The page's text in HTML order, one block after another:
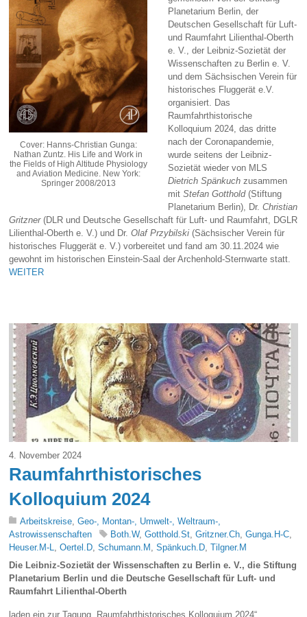
Cover: Hanns-Christian Gunga:
Nathan Zuntz. His Life and Work in
the Fields of High Altitude Physiology
and Aviation Medicine. New York:
Springer 2008/2013
Planetarium Berlin, der
Deutschen Gesellschaft für Luft-
und Raumfahrt Lilienthal-Oberth
e. V., der Leibniz-Sozietät der
Wissenschaften zu Berlin e. V.
und dem Sächsischen Verein für
historisches Fluggerät e.V.
organisiert. Das
Raumfahrthistorische
Kolloquium 2024, das dritte
nach der Coronapandemie,
wurde seitens der Leibniz-
Sozietät wieder von MLS
Dietrich Spänkuchzusammen
mit Stefan Gotthold(Stiftung
Planetarium Berlin), Dr.Christian
Gritzner(DLR und Deutsche Gesellschaft für Luft- und Raumfahrt, DGLR
Lilienthal-Oberth e. V.) und Dr.Olaf Przybilski (Sächsischer Verein für
historisches Fluggerät e. V.) vorbereitet und fand am 30.11.2024 wie
gewohnt im historischen Einstein-Saal der Archenhold-Sternwarte statt.
WEITER
4. November 2024
Raumfahrthistorisches
Kolloquium 2024
Arbeitskreise ,Geo-, Montan-, Umwelt-, Weltraum-,
Astrowissenschaften
Both.W,Gotthold.St ,Gritzner.Ch ,Gunga.H-C
Heuser.M-L
,Oertel.D ,Schumann.M ,Spänkuch.D ,Tilgner.M
Die Leibniz-Sozietät der Wissenschaften zu Berlin e. V., die Stiftung
Planetarium Berlin und die Deutsche Gesellschaft für Luft- und
Raumfahrt Lilienthal-Oberth
laden ein zur Tagung „Raumfahrthistorisches Kolloquium 2024“